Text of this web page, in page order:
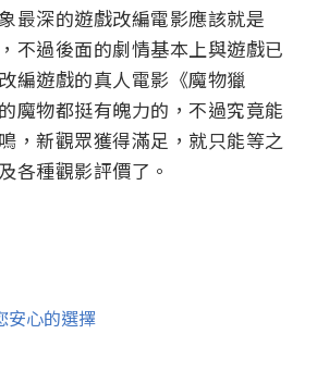
最深的遊戲改編電影應該就是
不過後面的劇情基本上與遊戲已
編遊戲的真人電影《魔物獵
魔物都挺有魄力的，不過究竟能
，新觀眾獲得滿足，就只能等之
各種觀影評價了。
安心的選擇